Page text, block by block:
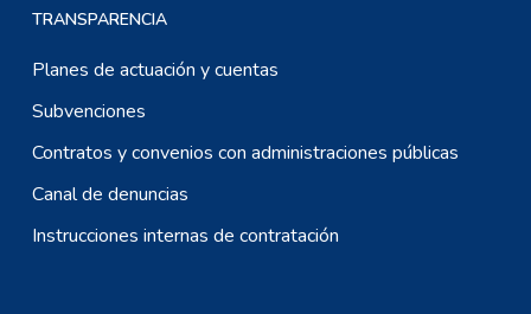
TRANSPARENCIA
Planes de actuación y cuentas
Subvenciones
Contratos y convenios con administraciones públicas
Canal de denuncias
Instrucciones internas de contratación